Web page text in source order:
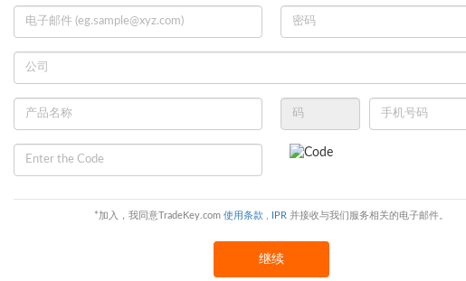
*加入，我同意TradeKey.com 使用条款 IPR 并接收与我们服务相关的电子邮件。
继续
HYDROCHLORIC ACID 34-36% Sell Calcium Propionate, Sodium Benzoate, Potassium Sorbate
US$ 830/ Metric Ton